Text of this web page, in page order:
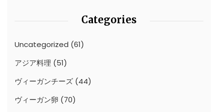
Categories
Uncategorized (61)
アジア料理 (51)
ヴィーガンチーズ (44)
ヴィーガン卵 (70)